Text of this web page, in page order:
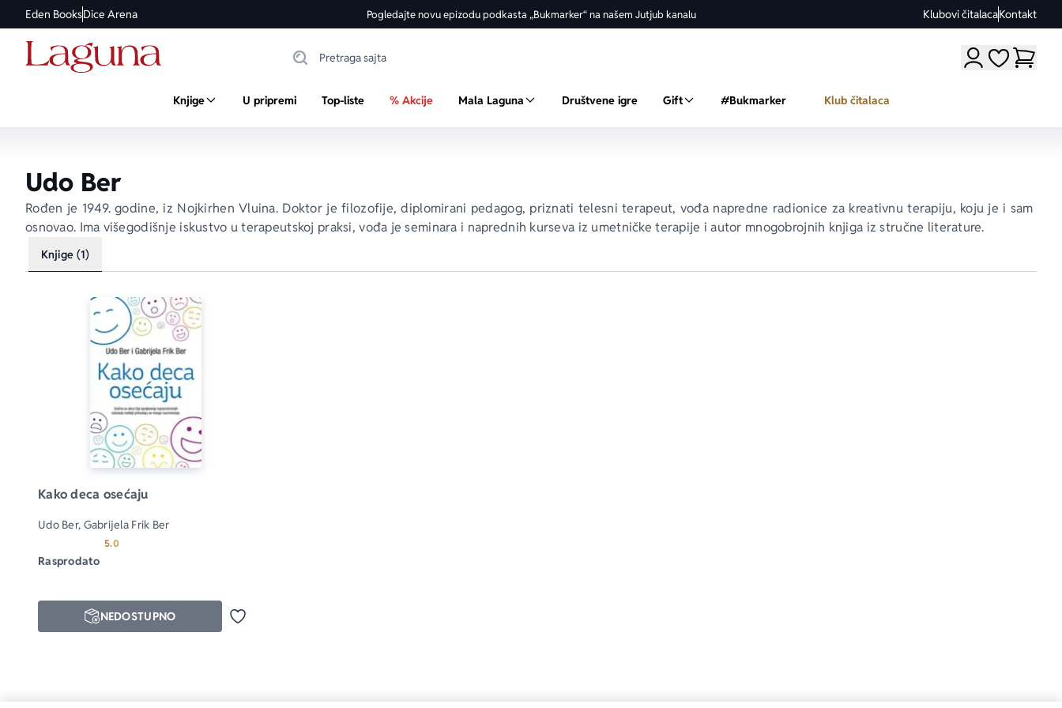
Eden BooksDice Arena Pogledajte novu epizodu podkasta „Bukmarker“ na našem Jutjub kanalu Klubovi čitalacaKontakt
Moji omiljeni
Knjige U pripremi Top-liste % Akcije Mala Laguna Društvene igre Gift #Bukmarker Klub čitalaca
Udo Ber
Rođen je 1949. godine, iz Nojkirhen Vluina. Doktor je filozofije, diplomirani pedagog, priznati telesni terapeut, vođa napredne radionice za kreativnu terapiju, koju je i sam
osnovao. Ima višegodišnje iskustvo u terapeutskoj praksi, vođa je seminara i naprednih kurseva iz umetničke terapije i autor mnogobrojnih knjiga iz stručne literature.
Knjige (1)
Kako deca osećaju
Udo Ber, Gabrijela Frik Ber
5.0Prosecna ocena je 5.0 od 5
Rasprodato
Dodaj u omiljene
NEDOSTUPNO